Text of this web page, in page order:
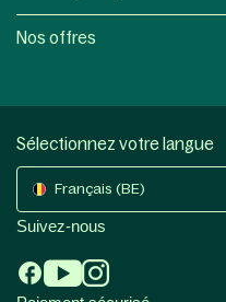
Nos offres
Sélectionnez votre langue
Français (BE)
Suivez-nous